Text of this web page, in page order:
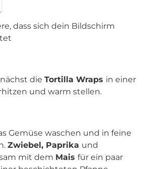
dass sich dein Bildschirm
die Tortilla Wraps in einer
und warm stellen.
Gemüse waschen und in feine
Zwiebel, Paprika und
mit dem Mais für ein paar